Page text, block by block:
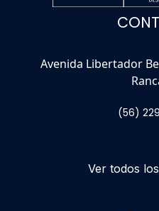
Avenida Libertador
(56)
Ver todos